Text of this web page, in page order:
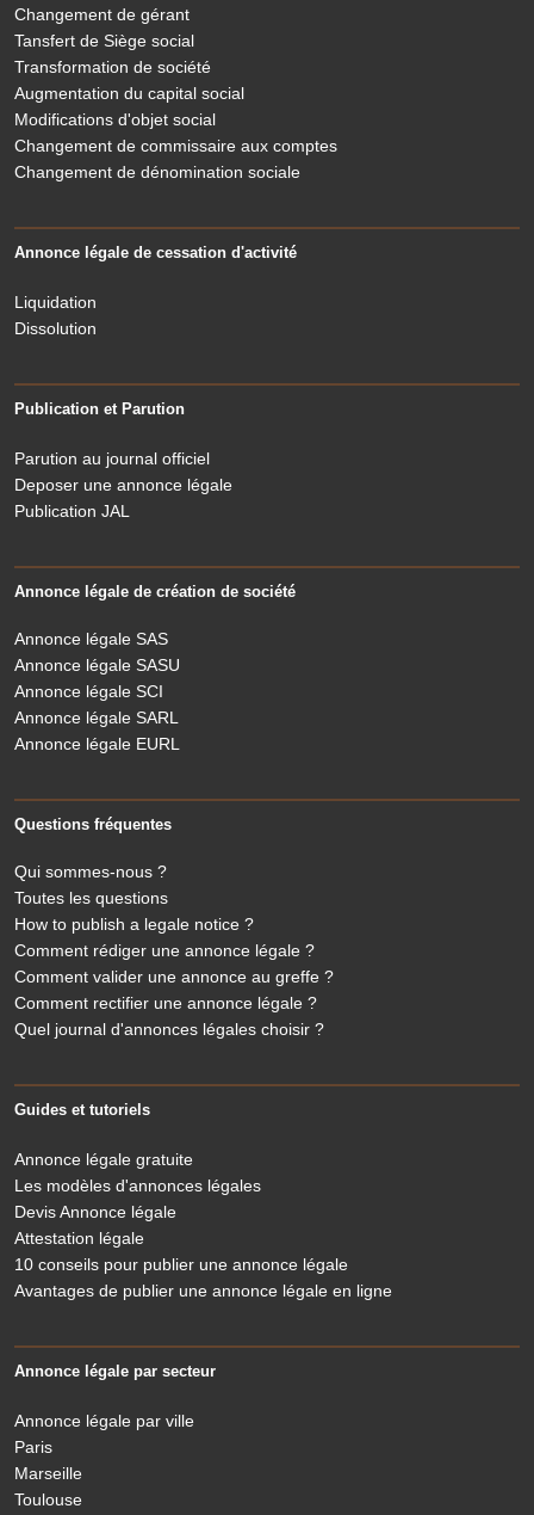
Changement de gérant
Tansfert de Siège social
Transformation de société
Augmentation du capital social
Modifications d'objet social
Changement de commissaire aux comptes
Changement de dénomination sociale
Annonce légale de cessation d'activité
Liquidation
Dissolution
Publication et Parution
Parution au journal officiel
Deposer une annonce légale
Publication JAL
Annonce légale de création de société
Annonce légale SAS
Annonce légale SASU
Annonce légale SCI
Annonce légale SARL
Annonce légale EURL
Questions fréquentes
Qui sommes-nous ?
Toutes les questions
How to publish a legale notice ?
Comment rédiger une annonce légale ?
Comment valider une annonce au greffe ?
Comment rectifier une annonce légale ?
Quel journal d'annonces légales choisir ?
Guides et tutoriels
Annonce légale gratuite
Les modèles d'annonces légales
Devis Annonce légale
Attestation légale
10 conseils pour publier une annonce légale
Avantages de publier une annonce légale en ligne
Annonce légale par secteur
Annonce légale par ville
Paris
Marseille
Toulouse